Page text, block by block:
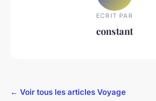
ECRIT PAR
constant
← Voir tous les articles Voyage